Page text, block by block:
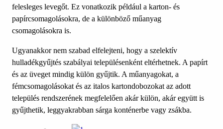
felesleges levegőt. Ez vonatkozik például a karton- és
papírcsomagolásokra, de a különböző műanyag
csomagolásokra is.
Ugyanakkor nem szabad elfelejteni, hogy a szelektív
hulladékgyűjtés szabályai településenként eltérhetnek. A papírt
és az üveget mindig külön gyűjtik. A műanyagokat, a
fémcsomagolásokat és az italos kartondobozokat az adott
település rendszerének megfelelően akár külön, akár együtt is
gyűjthetik, leggyakrabban sárga konténerbe vagy zsákba.